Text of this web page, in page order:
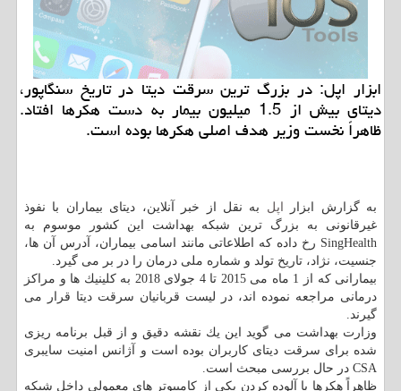
ابزار اپل: در بزرگ ترین سرقت دیتا در تاریخ سنگاپور،
دیتای بیش از 1.5 میلیون بیمار به دست هكرها افتاد.
ظاهراً نخست وزیر هدف اصلی هكرها بوده است.
به گزارش ابزار اپل به نقل از خبر آنلاین، دیتای بیماران با نفوذ
غیرقانونی به بزرگ ترین شبكه بهداشت این كشور موسوم به
SingHealth رخ داده كه اطلاعاتی مانند اسامی بیماران، آدرس آن ها،
جنسیت، نژاد، تاریخ تولد و شماره ملی درمان را در بر می گیرد.
بیمارانی كه از 1 ماه می 2015 تا 4 جولای 2018 به كلینیك ها و مراكز
درمانی مراجعه نموده اند، در لیست قربانیان سرقت دیتا قرار می
گیرند.
وزارت بهداشت می گوید این یك نقشه دقیق و از قبل برنامه ریزی
شده برای سرقت دیتای كاربران بوده است و آژانس امنیت سایبری
CSA در حال بررسی مبحث است.
ظاهراً هكرها با آلوده كردن یكی از كامپیوتر های معمولی داخل شبكه